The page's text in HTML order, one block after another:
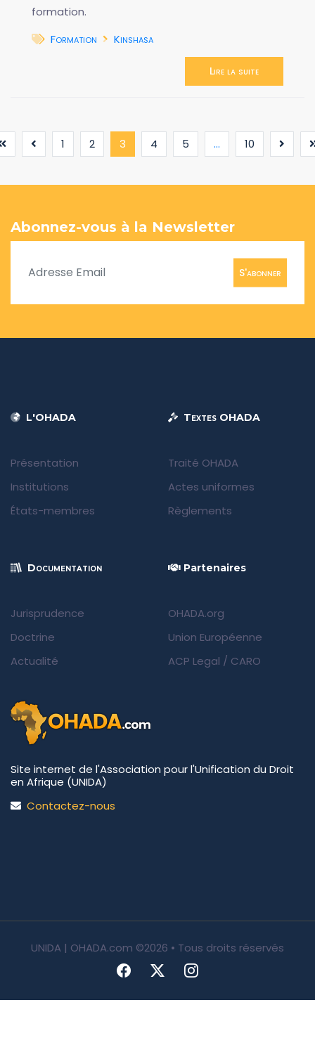
formation.
Formation
Kinshasa
Lire la suite
1 2 3(current)
4 5 ... 10
Abonnez-vous à la Newsletter
S'abonner
L'OHADA
Présentation
Institutions
États-membres
Textes OHADA
Traité OHADA
Actes uniformes
Règlements
Documentation
Jurisprudence
Doctrine
Actualité
Partenaires
OHADA.org
Union Européenne
ACP Legal / CARO
Site internet de l'Association pour l'Unification du Droit
en Afrique (UNIDA)
Contactez-nous
UNIDA | OHADA.com ©2026 • Tous droits réservés